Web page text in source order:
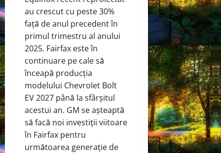
au crescut cu peste 30%
față de anul precedent în
primul trimestru al anului
2025. Fairfax este în
continuare pe cale să
înceapă producția
modelului Chevrolet Bolt
EV 2027 până la sfârșitul
acestui an. GM se așteaptă
să facă noi investiții viitoare
în Fairfax pentru
următoarea generație de